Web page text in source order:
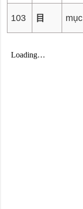
103 目 mục